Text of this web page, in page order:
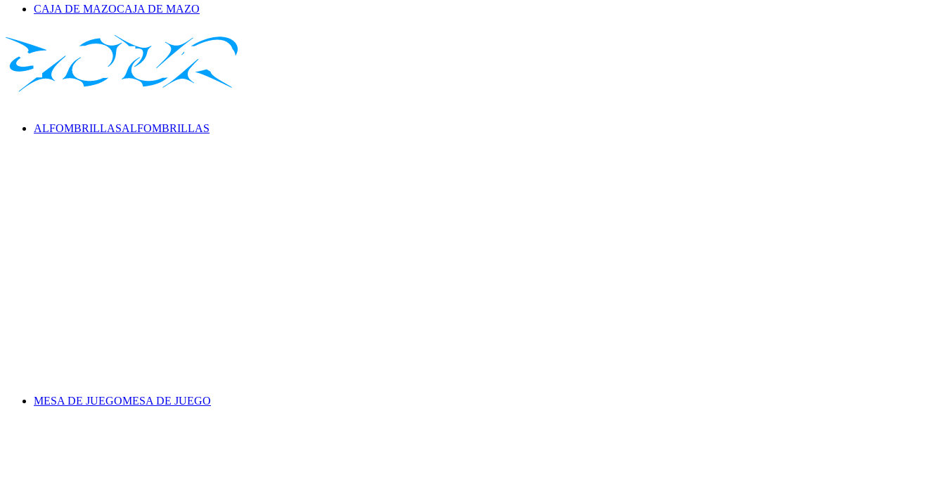
CAJA DE MAZOCAJA DE MAZO
ALFOMBRILLASALFOMBRILLAS
MESA DE JUEGOMESA DE JUEGO